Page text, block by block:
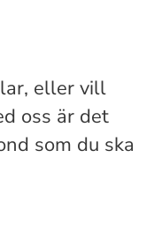
eller vill
oss är det
som du ska